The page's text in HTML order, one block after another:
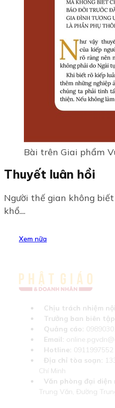
Bài trên Giai phẩm
Thuyết luân hồi
Người thế gian không
khổ....
Xem nữa
Chịu trách nhiệm
Trưởng ban biên
Quảng cáo:
Email:
Hotline: 0911997552
Địa chỉ tòa soạn:
Chí Minh
Văn phòng đại diện
Trung Văn, Đường